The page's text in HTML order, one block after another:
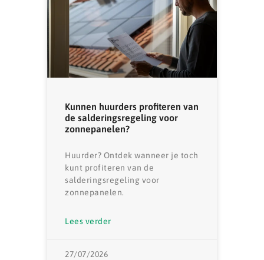
Kunnen huurders profiteren van
de salderingsregeling voor
zonnepanelen?
Huurder? Ontdek wanneer je toch
kunt profiteren van de
salderingsregeling voor
zonnepanelen.
Lees verder
27/07/2026